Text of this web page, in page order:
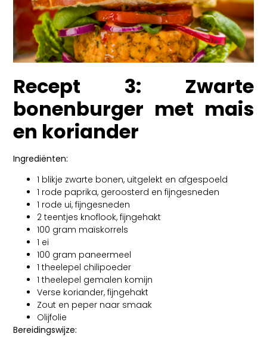
Recept 3: Zwarte
bonenburger met mais
en koriander
Ingrediënten:
1 blikje zwarte bonen, uitgelekt en afgespoeld
1 rode paprika, geroosterd en fijngesneden
1 rode ui, fijngesneden
2 teentjes knoflook, fijngehakt
100 gram maïskorrels
1 ei
100 gram paneermeel
1 theelepel chilipoeder
1 theelepel gemalen komijn
Verse koriander, fijngehakt
Zout en peper naar smaak
Olijfolie
Bereidingswijze: